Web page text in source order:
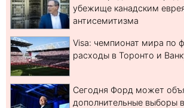
убежище канадским
антисемитизма
Visa: чемпионат мира по
расходы в Торонто и
Сегодня Форд может
дополнительные выборы